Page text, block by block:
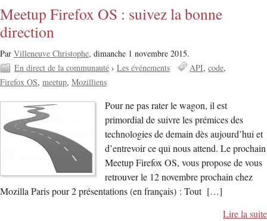
Meetup Firefox OS : suivez la bonne
direction
Par Villeneuve Christophe, dimanche 1 novembre 2015.
En direct de la communauté › Les événements API code
Firefox OS meetup Mozilliens
Pour ne pas rater le wagon, il est
primordial de suivre les prémices des
technologies de demain dès aujourd’hui et
d’entrevoir ce qui nous attend. Le prochain
Meetup Firefox OS, vous propose de vous
retrouver le 12 novembre prochain chez
Mozilla Paris pour 2 présentations (en français) : Tout […]
Lire la suite